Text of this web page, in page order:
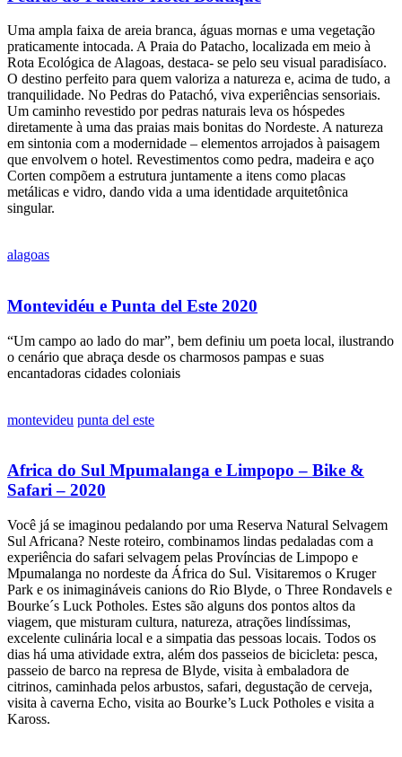
Uma ampla faixa de areia branca, águas mornas e uma vegetação
praticamente intocada. A Praia do Patacho, localizada em meio à
Rota Ecológica de Alagoas, destaca- se pelo seu visual paradisíaco.
O destino perfeito para quem valoriza a natureza e, acima de tudo, a
tranquilidade. No Pedras do Patachó, viva experiências sensoriais.
Um caminho revestido por pedras naturais leva os hóspedes
diretamente à uma das praias mais bonitas do Nordeste. A natureza
em sintonia com a modernidade – elementos arrojados à paisagem
que envolvem o hotel. Revestimentos como pedra, madeira e aço
Corten compõem a estrutura juntamente a itens como placas
metálicas e vidro, dando vida a uma identidade arquitetônica
singular.
alagoas
Montevidéu e Punta del Este 2020
“Um campo ao lado do mar”, bem definiu um poeta local, ilustrando
o cenário que abraça desde os charmosos pampas e suas
encantadoras cidades coloniais
montevideu punta del este
Africa do Sul Mpumalanga e Limpopo – Bike &
Safari – 2020
Você já se imaginou pedalando por uma Reserva Natural Selvagem
Sul Africana? Neste roteiro, combinamos lindas pedaladas com a
experiência do safari selvagem pelas Províncias de Limpopo e
Mpumalanga no nordeste da África do Sul. Visitaremos o Kruger
Park e os inimagináveis canions do Rio Blyde, o Three Rondavels e
Bourke´s Luck Potholes. Estes são alguns dos pontos altos da
viagem, que misturam cultura, natureza, atrações lindíssimas,
excelente culinária local e a simpatia das pessoas locais. Todos os
dias há uma atividade extra, além dos passeios de bicicleta: pesca,
passeio de barco na represa de Blyde, visita à embaladora de
citrinos, caminhada pelos arbustos, safari, degustação de cerveja,
visita à caverna Echo, visita ao Bourke’s Luck Potholes e visita a
Kaross.